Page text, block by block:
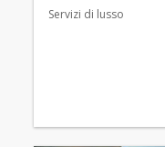
Servizi di lusso